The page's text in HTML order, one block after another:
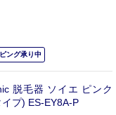
ング承り中
脱毛器 ソイエ ピンク
プ) ES-EY8A-P